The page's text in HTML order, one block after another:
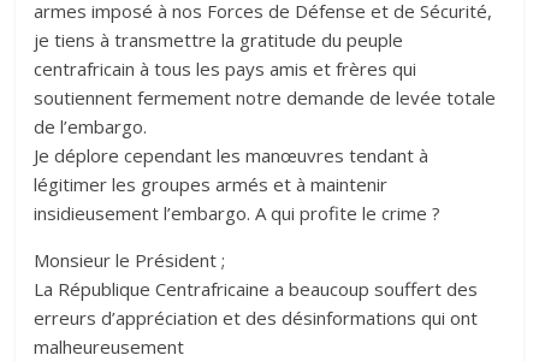
armes imposé à nos Forces de Défense et de Sécurité,
je tiens à transmettre la gratitude du peuple
centrafricain à tous les pays amis et frères qui
soutiennent fermement notre demande de levée totale
de l’embargo.
Je déplore cependant les manœuvres tendant à
légitimer les groupes armés et à maintenir
insidieusement l’embargo. A qui profite le crime ?
Monsieur le Président ;
La République Centrafricaine a beaucoup souffert des
erreurs d’appréciation et des désinformations qui ont
malheureusement